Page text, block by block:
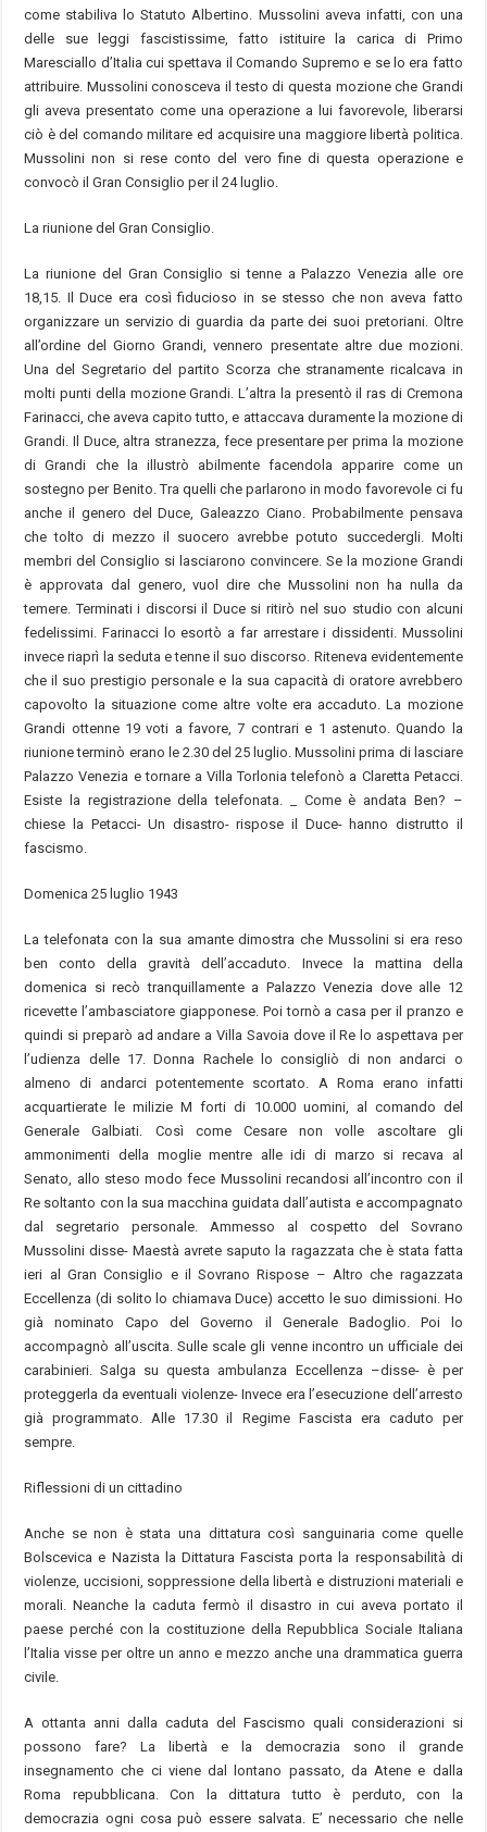
come stabiliva lo Statuto Albertino. Mussolini aveva infatti, con una
delle sue leggi fascistissime, fatto istituire la carica di Primo
Maresciallo d’Italia cui spettava il Comando Supremo e se lo era fatto
attribuire. Mussolini conosceva il testo di questa mozione che Grandi
gli aveva presentato come una operazione a lui favorevole, liberarsi
ciò è del comando militare ed acquisire una maggiore libertà politica.
Mussolini non si rese conto del vero fine di questa operazione e
convocò il Gran Consiglio per il 24 luglio.
La riunione del Gran Consiglio.
La riunione del Gran Consiglio si tenne a Palazzo Venezia alle ore
18,15. Il Duce era così fiducioso in se stesso che non aveva fatto
organizzare un servizio di guardia da parte dei suoi pretoriani. Oltre
all’ordine del Giorno Grandi, vennero presentate altre due mozioni.
Una del Segretario del partito Scorza che stranamente ricalcava in
molti punti della mozione Grandi. L’altra la presentò il ras di Cremona
Farinacci, che aveva capito tutto, e attaccava duramente la mozione di
Grandi. Il Duce, altra stranezza, fece presentare per prima la mozione
di Grandi che la illustrò abilmente facendola apparire come un
sostegno per Benito. Tra quelli che parlarono in modo favorevole ci fu
anche il genero del Duce, Galeazzo Ciano. Probabilmente pensava
che tolto di mezzo il suocero avrebbe potuto succedergli. Molti
membri del Consiglio si lasciarono convincere. Se la mozione Grandi
è approvata dal genero, vuol dire che Mussolini non ha nulla da
temere. Terminati i discorsi il Duce si ritirò nel suo studio con alcuni
fedelissimi. Farinacci lo esortò a far arrestare i dissidenti. Mussolini
invece riaprì la seduta e tenne il suo discorso. Riteneva evidentemente
che il suo prestigio personale e la sua capacità di oratore avrebbero
capovolto la situazione come altre volte era accaduto. La mozione
Grandi ottenne 19 voti a favore, 7 contrari e 1 astenuto. Quando la
riunione terminò erano le 2.30 del 25 luglio. Mussolini prima di lasciare
Palazzo Venezia e tornare a Villa Torlonia telefonò a Claretta Petacci.
Esiste la registrazione della telefonata. _ Come è andata Ben? –
chiese la Petacci- Un disastro- rispose il Duce- hanno distrutto il
fascismo.
Domenica 25 luglio 1943
La telefonata con la sua amante dimostra che Mussolini si era reso
ben conto della gravità dell’accaduto. Invece la mattina della
domenica si recò tranquillamente a Palazzo Venezia dove alle 12
ricevette l’ambasciatore giapponese. Poi tornò a casa per il pranzo e
quindi si preparò ad andare a Villa Savoia dove il Re lo aspettava per
l’udienza delle 17. Donna Rachele lo consigliò di non andarci o
almeno di andarci potentemente scortato. A Roma erano infatti
acquartierate le milizie M forti di 10.000 uomini, al comando del
Generale Galbiati. Così come Cesare non volle ascoltare gli
ammonimenti della moglie mentre alle idi di marzo si recava al
Senato, allo steso modo fece Mussolini recandosi all’incontro con il
Re soltanto con la sua macchina guidata dall’autista e accompagnato
dal segretario personale. Ammesso al cospetto del Sovrano
Mussolini disse- Maestà avrete saputo la ragazzata che è stata fatta
ieri al Gran Consiglio e il Sovrano Rispose – Altro che ragazzata
Eccellenza (di solito lo chiamava Duce) accetto le suo dimissioni. Ho
già nominato Capo del Governo il Generale Badoglio. Poi lo
accompagnò all’uscita. Sulle scale gli venne incontro un ufficiale dei
carabinieri. Salga su questa ambulanza Eccellenza –disse- è per
proteggerla da eventuali violenze- Invece era l’esecuzione dell’arresto
già programmato. Alle 17.30 il Regime Fascista era caduto per
sempre.
Riflessioni di un cittadino
Anche se non è stata una dittatura così sanguinaria come quelle
Bolscevica e Nazista la Dittatura Fascista porta la responsabilità di
violenze, uccisioni, soppressione della libertà e distruzioni materiali e
morali. Neanche la caduta fermò il disastro in cui aveva portato il
paese perché con la costituzione della Repubblica Sociale Italiana
l’Italia visse per oltre un anno e mezzo anche una drammatica guerra
civile.
A ottanta anni dalla caduta del Fascismo quali considerazioni si
possono fare? La libertà e la democrazia sono il grande
insegnamento che ci viene dal lontano passato, da Atene e dalla
Roma repubblicana. Con la dittatura tutto è perduto, con la
democrazia ogni cosa può essere salvata. E’ necessario che nelle